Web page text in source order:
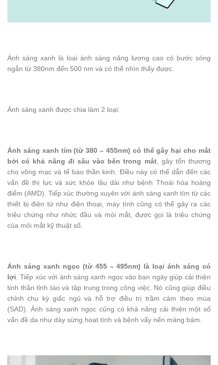
Ánh sáng xanh là loại ánh sáng năng lượng cao có bước sóng
ngắn từ 380nm đến 500 nm và có thể nhìn thấy được.
Ánh sáng xanh được chia làm 2 loại:
Ánh sáng xanh tím (từ 380 – 455nm) có thể gây hại cho mắt
bởi có khả năng đi sâu vào bên trong mắt, gây tổn thương
cho võng mạc và tế bào thần kinh. Điều này có thể dẫn đến các
vấn đề thị lực và sức khỏe lâu dài như bệnh Thoái hóa hoàng
điểm (AMD). Tiếp xúc thường xuyên với ánh sáng xanh tím từ các
thiết bị điện tử như điện thoại, máy tính cũng có thể gây ra các
triệu chứng như nhức đầu và mỏi mắt, được gọi là triệu chứng
của mỏi mắt kỹ thuật số.
Ánh sáng xanh ngọc (từ 455 – 495nm) là loại ánh sáng có
lợi. Tiếp xúc với ánh sáng xanh ngọc vào ban ngày giúp cải thiện
tinh thần tỉnh táo và tập trung trong công việc. Nó cũng giúp điều
chỉnh chu kỳ giấc ngủ và hỗ trợ điều trị trầm cảm theo mùa
(SAD). Ánh sáng xanh ngọc cũng có khả năng cải thiện một số
vấn đề da như dày sừng hoạt tính và bệnh vẩy nến mảng bám.